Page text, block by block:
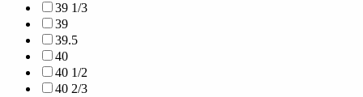
39 1/3
39
39.5
40
40 1/2
40 2/3